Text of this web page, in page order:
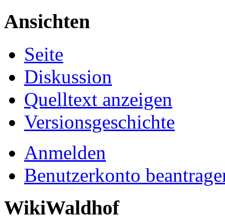
Ansichten
Seite
Diskussion
Quelltext anzeigen
Versionsgeschichte
Anmelden
Benutzerkonto
WikiWaldhof